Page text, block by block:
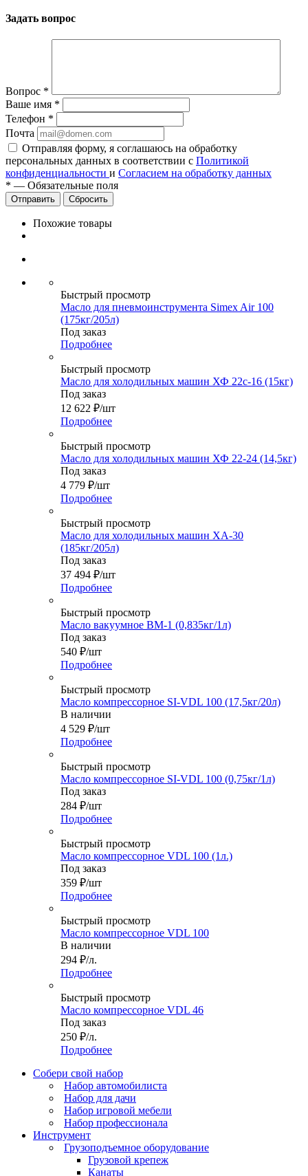
Задать вопрос
Вопрос *
Ваше имя *
Телефон *
Почта
Отправляя форму, я соглашаюсь на обработку
персональных данных в соответствии с Политикой
конфиденциальности и Согласием на обработку данных
* — Обязательные поля
Сбросить
Похожие товары
Быстрый просмотр
Масло для пневмоинструмента Simex Air 100
(175кг/205л)
Под заказ
Подробнее
Быстрый просмотр
Масло для холодильных машин ХФ 22с-16 (15кг)
Под заказ
12 622 ₽/шт
Подробнее
Быстрый просмотр
Масло для холодильных машин ХФ 22-24 (14,5кг)
Под заказ
4 779 ₽/шт
Подробнее
Быстрый просмотр
Масло для холодильных машин ХА-30
(185кг/205л)
Под заказ
37 494 ₽/шт
Подробнее
Быстрый просмотр
Масло вакуумное ВМ-1 (0,835кг/1л)
Под заказ
540 ₽/шт
Подробнее
Быстрый просмотр
Масло компрессорное SI-VDL 100 (17,5кг/20л)
В наличии
4 529 ₽/шт
Подробнее
Быстрый просмотр
Масло компрессорное SI-VDL 100 (0,75кг/1л)
Под заказ
284 ₽/шт
Подробнее
Быстрый просмотр
Масло компрессорное VDL 100 (1л.)
Под заказ
359 ₽/шт
Подробнее
Быстрый просмотр
Масло компрессорное VDL 100
В наличии
294 ₽/л.
Подробнее
Быстрый просмотр
Масло компрессорное VDL 46
Под заказ
250 ₽/л.
Подробнее
Собери свой набор
Набор автомобилиста
Набор для дачи
Набор игровой мебели
Набор профессионала
Инструмент
Грузоподъемное оборудование
Грузовой крепеж
Канаты